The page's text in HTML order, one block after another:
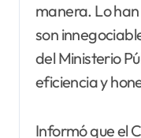
manera. Lo
son
del Ministerio
eficiencia y
Informó que el